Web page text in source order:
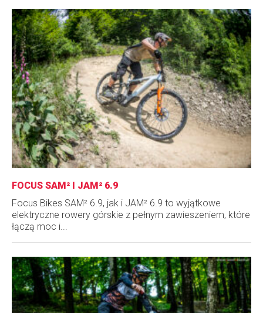
FOCUS SAM² I JAM² 6.9
Focus Bikes SAM² 6.9, jak i JAM² 6.9 to wyjątkowe
elektryczne rowery górskie z pełnym zawieszeniem, które
łączą moc i...